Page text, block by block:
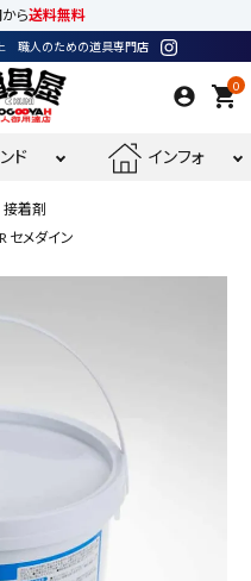
ら送料無料
職人のための道具専門店
0
shopping_cart
ド インフォ
接着剤
セメダイン